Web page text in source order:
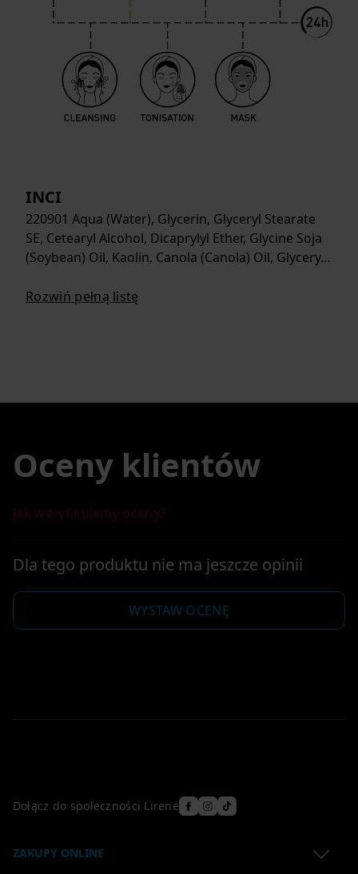
INCI
220901 Aqua (Water), Glycerin, Glyceryl Stearate
SE, Cetearyl Alcohol, Dicaprylyl Ether, Glycine Soja
(Soybean) Oil, Kaolin, Canola (Canola) Oil, Glycery…
Rozwiń pełną listę
Oceny klientów
Jak weryfikujemy oceny?
Dla tego produktu nie ma jeszcze opinii
WYSTAW OCENĘ
Dołącz do społeczności Lirene
ZAKUPY ONLINE